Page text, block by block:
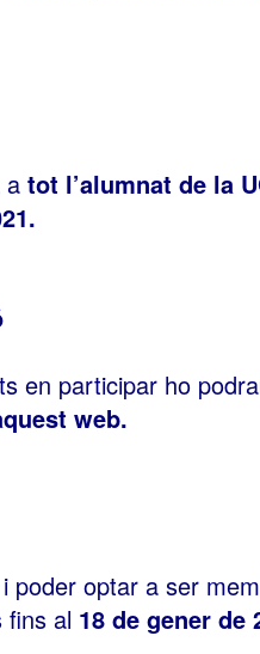
a tot l’alumnat de la
en participar ho
web.
poder optar a ser
fins al 18 de gener de